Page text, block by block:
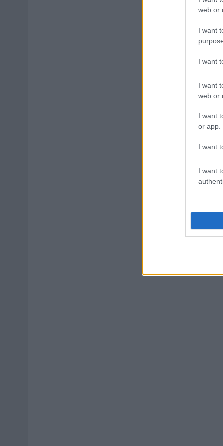
web or
I want
I want
I want
web or
I want
or app.
I want
I want